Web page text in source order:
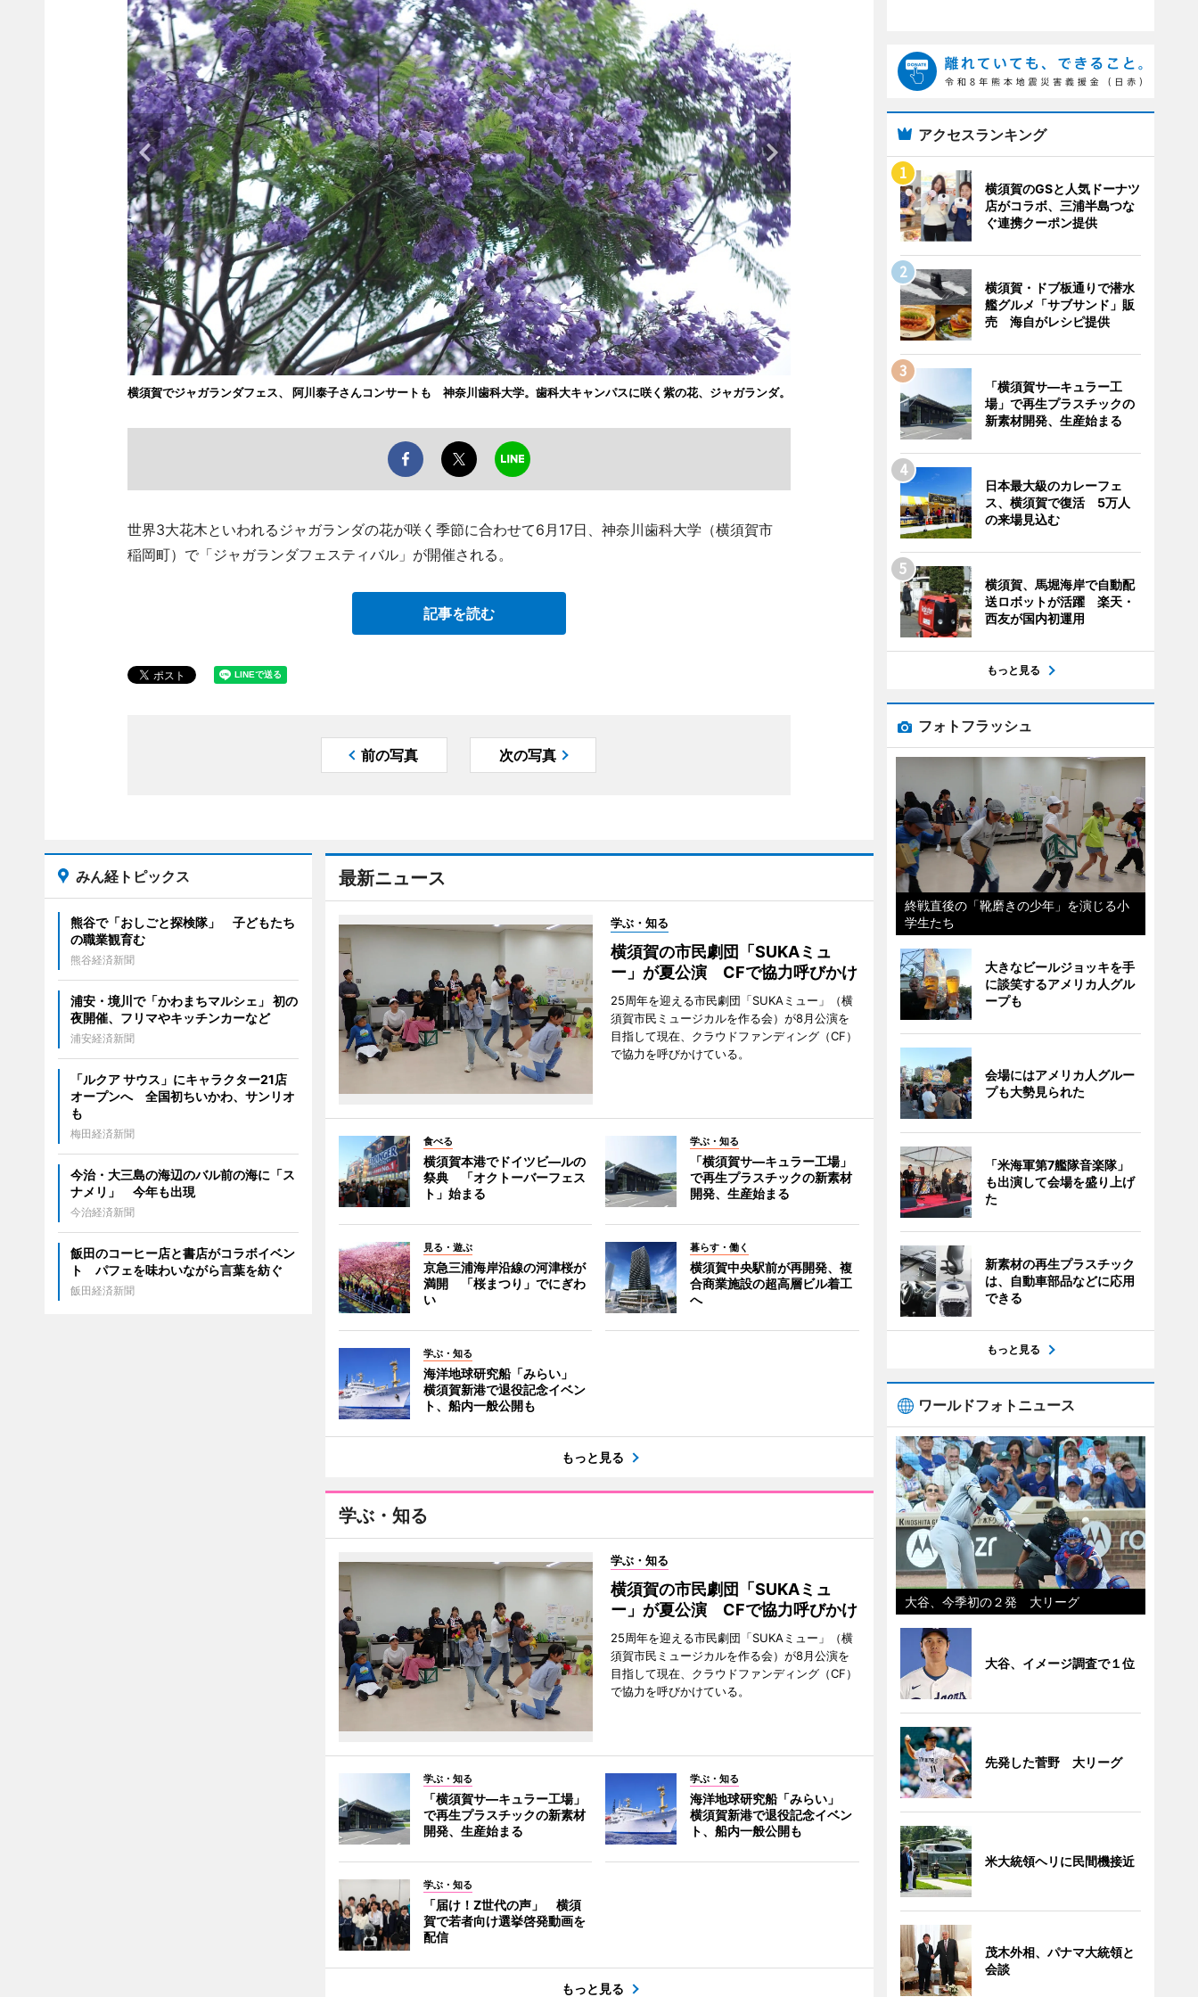
横須賀でジャガランダフェス、 阿川泰子さんコンサートも 神奈川歯科大学。歯科大キャンパスに咲く紫の花、ジャガランダ。
世界3大花木といわれるジャガランダの花が咲く季節に合わせて6月17日、神奈川歯科大学（横須賀市
稲岡町）で「ジャガランダフェスティバル」が開催される。
記事を読む
前の写真 次の写真
最新ニュース
学ぶ・知る
横須賀の市民劇団「SUKAミュ
ー」が夏公演 CFで協力呼びかけ
25周年を迎える市民劇団「SUKAミュー」（横
須賀市民ミュージカルを作る会）が8月公演を
目指して現在、クラウドファンディング（CF）
で協力を呼びかけている。
食べる
横須賀本港でドイツビ―ルの
祭典 「オクトーバーフェス
ト」始まる
学ぶ・知る
「横須賀サ―キュラー工場」
で再生プラスチックの新素材
開発、生産始まる
見る・遊ぶ
京急三浦海岸沿線の河津桜が
満開 「桜まつり」でにぎわ
い
暮らす・働く
横須賀中央駅前が再開発、複
合商業施設の超高層ビル着工
へ
学ぶ・知る
海洋地球研究船「みらい」
横須賀新港で退役記念イベン
ト、船内一般公開も
もっと見る
学ぶ・知る
学ぶ・知る
横須賀の市民劇団「SUKAミュ
ー」が夏公演 CFで協力呼びかけ
25周年を迎える市民劇団「SUKAミュー」（横
須賀市民ミュージカルを作る会）が8月公演を
目指して現在、クラウドファンディング（CF）
で協力を呼びかけている。
学ぶ・知る
「横須賀サ―キュラー工場」
で再生プラスチックの新素材
開発、生産始まる
学ぶ・知る
海洋地球研究船「みらい」
横須賀新港で退役記念イベン
ト、船内一般公開も
学ぶ・知る
「届け！Z世代の声」 横須
賀で若者向け選挙啓発動画を
配信
もっと見る
みん経トピックス
熊谷で「おしごと探検隊」 子どもたち
の職業観育む
熊谷経済新聞
浦安・境川で「かわまちマルシェ」 初の
夜開催、フリマやキッチンカーなど
浦安経済新聞
「ルクア サウス」にキャラクター21店
オープンへ 全国初ちいかわ、サンリオ
も
梅田経済新聞
今治・大三島の海辺のバル前の海に「ス
ナメリ」 今年も出現
今治経済新聞
飯田のコーヒー店と書店がコラボイベン
ト パフェを味わいながら言葉を紡ぐ
飯田経済新聞
アクセスランキング
横須賀のGSと人気ドーナツ
店がコラボ、三浦半島つな
ぐ連携クーポン提供
横須賀・ドブ板通りで潜水
艦グルメ「サブサンド」販
売 海自がレシピ提供
「横須賀サ―キュラー工
場」で再生プラスチックの
新素材開発、生産始まる
日本最大級のカレーフェ
ス、横須賀で復活 5万人
の来場見込む
横須賀、馬堀海岸で自動配
送ロボットが活躍 楽天・
西友が国内初運用
もっと見る
フォトフラッシュ
終戦直後の「靴磨きの少年」を演じる小
学生たち
大きなビールジョッキを手
に談笑するアメリカ人グル
ープも
会場にはアメリカ人グルー
プも大勢見られた
「米海軍第7艦隊音楽隊」
も出演して会場を盛り上げ
た
新素材の再生プラスチック
は、自動車部品などに応用
できる
もっと見る
ワールドフォトニュース
大谷、今季初の２発 大リーグ
大谷、イメージ調査で１位
先発した菅野 大リーグ
米大統領ヘリに民間機接近
茂木外相、パナマ大統領と
会談